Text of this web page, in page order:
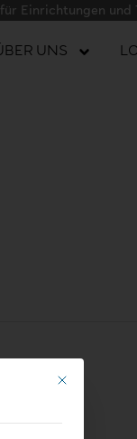
Einrichtungen und
UNS
Mit diesem